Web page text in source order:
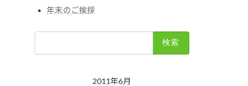
年末のご挨拶
2011年6月